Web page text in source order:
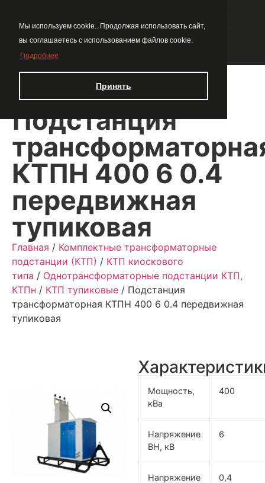
Мы используем cookie.. Продолжая использовать сайт,
вы соглашаетесь с использованием файлов cookie.
Подробнее
Принять
Подстанция
КТПН 400 6 0.4
передвижная
тупиковая
Главная / Комплектные трансформаторные
подстанции (КТП) / КТП киоскового
типа / Однотрансформаторные подстанции КТП,
КТПн / КТП тупиковые / Подстанция
трансформаторная КТПН 400 6 0.4 передвижная
тупиковая
Мощность,
кВа
400
Напряжение
ВН, кВ
6
Напряжение
0,4